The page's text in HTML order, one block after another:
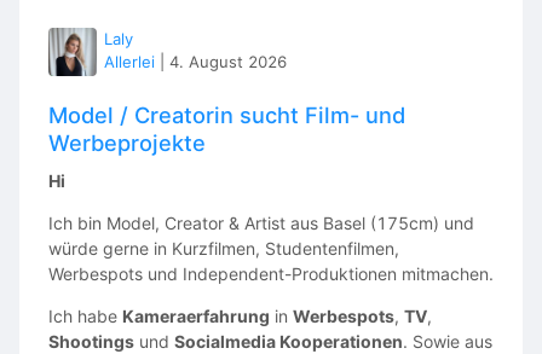
Kreative aus unserem Netzwerk
📍 Olten Bahnhof
Informationen erhältst du rechtzeitig vor dem Event per
E-Mail.
Im Preis inbegriffen
✔ Eintritt Europa-Park
Laly
Allerlei
4. August 2026
Model / Creatorin sucht Film- und
Werbeprojekte
Hi
Ich bin Model, Creator & Artist aus Basel (175cm) und
würde gerne in Kurzfilmen, Studentenfilmen,
Werbespots und Independent-Produktionen mitmachen.
Ich habe Kameraerfahrung in Werbespots, TV,
Shootings und Socialmedia Kooperationen. Sowie aus